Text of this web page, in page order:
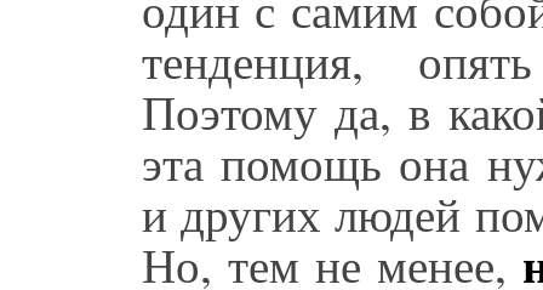
тенденция,
Поэтому да, в
эта помощь она
и других людей
Но, тем не менее,